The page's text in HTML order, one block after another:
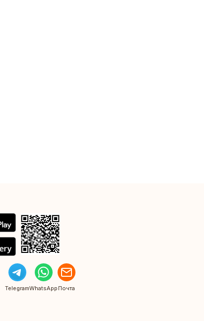
TelegramWhatsApp Почта